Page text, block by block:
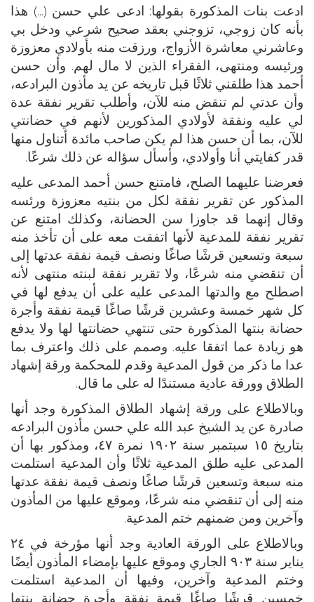
ادعت بنات المذكورة بقولها: ادعى علي حسن (...) هذا
بأنه كان زوجي، تزوجني بعقد صحيح شرعي ودخل بي
وعاشرني معاشرة الأزواج، ورزقت منه بأولادي معزوزة
ورئيسه ومنتهى، الفقراء الذين لا مال لهم. وأن حسن
أحمد هذا طلقني ثلاثًا قبل تاريخه عن يد مأذون البرادعه،
وأن عدتي لم تنقض منه للآن، وأطلب تقرير نفقة عدة
لي عليه ونفقة لأولادي المذكورين لأنهم في حضانتي
للآن، بما أن حسن هذا لم يكن صاحب مائدة أتناول منها
قدر كفايتي أنا وأولادي، وأسأل سؤاله عن ذلك شرعًا.
فعرضنا عليهما الصلح، فامتنع حسن أحمد المدعى عليه
المذكور عن تقرير نفقة لكل من بنتيه معزوزة ورئسه
وقال إنهما قد جاوزا سن الحضانة، وكذلك امتنع عن
تقرير نفقة للمدعية لأنها اتفقت معه على أن تأخذ منه
سبعة وتسعين قرشًا صاغًا ونصف قيمة نفقة عدتها إلى
أن تنقضي منه شرعًا، ولا تقرير نفقة لبنته منتهى لأنه
اصطلح مع والدتها المدعى عليه على أن يدفع لها في
كل شهر خمسة وعشرين قرشًا صاغًا قيمة نفقة وأجرة
حضانة بنتها المذكورة حتى تنتهي حضانتها لها ولا يدفع
هو زيادة عما اتفقا عليه. وصمم على ذلك واعترف بما
عدا ما ذكر من قول المدعية وقدم للمحكمة ورقة إشهاد
الطلاق وورقة عادية مستندًا له على ما قال.
وبالاطلاع على ورقة إشهاد الطلاق المذكورة وجد أنها
صادرة عن يد الشيخ عبد الله علي حسن مأذون البرادعه
بتاريخ ١٥ سبتمبر سنة ١٩٠٢ نمرة ٤٧، ومذكور بها أن
المدعى عليه طلق المدعية ثلاثًا وأن المدعية استلمت
منه سبعة وتسعين قرشًا صاغًا ونصف قيمة نفقة عدتها
منه إلى أن تنقضي منه شرعًا، وموقع عليها من المأذون
وآخرين ومن ضمنهم ختم المدعية.
وبالاطلاع على الورقة العادية وجد أنها مؤرخة في ٢٤
يناير سنة ٩٠٣ الجاري وموقع عليها بإمضاء المأذون أيضًا
وختم المدعية وآخرين، وفيها أن المدعية استلمت
خمسين قرشًا صاغًا قيمة نفقة وأجرة حضانة بنتها